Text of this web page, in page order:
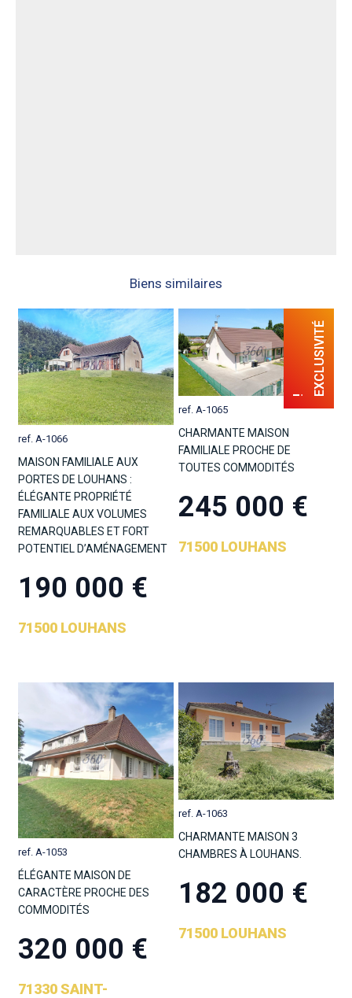
Biens similaires
ref. A-1066
MAISON FAMILIALE AUX
PORTES DE LOUHANS :
ÉLÉGANTE PROPRIÉTÉ
FAMILIALE AUX VOLUMES
REMARQUABLES ET FORT
POTENTIEL D’AMÉNAGEMENT
190 000 €
71500 LOUHANS
ref. A-1065
CHARMANTE MAISON
FAMILIALE PROCHE DE
TOUTES COMMODITÉS
245 000 €
71500 LOUHANS
ref. A-1053
ÉLÉGANTE MAISON DE
CARACTÈRE PROCHE DES
COMMODITÉS
320 000 €
71330 SAINT-
ref. A-1063
CHARMANTE MAISON 3
CHAMBRES À LOUHANS.
182 000 €
71500 LOUHANS